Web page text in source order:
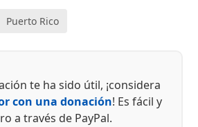
Puerto Rico
te ha sido útil, ¡considera
con una donación! Es fácil y
a través de PayPal.